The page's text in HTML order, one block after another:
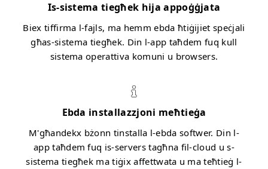
Is-sistema tiegħek hija appoġġjata
Biex tiffirma l-fajls, ma hemm ebda ħtiġijiet speċjali
għas-sistema tiegħek. Din l-app taħdem fuq kull
sistema operattiva komuni u browsers.
Ebda installazzjoni meħtieġa
M'għandekx bżonn tinstalla l-ebda softwer. Din l-
app taħdem fuq is-servers tagħna fil-cloud u s-
sistema tiegħek ma tiġix affettwata u ma teħtieġ l-